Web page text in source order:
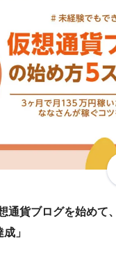
通貨ブログを始めて
」